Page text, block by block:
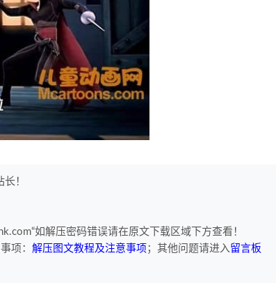
！
如解压密码错误请在原文下载区域下方查看！
项： 解压图文教程及注意事项 ；其他问题请进入 留言板